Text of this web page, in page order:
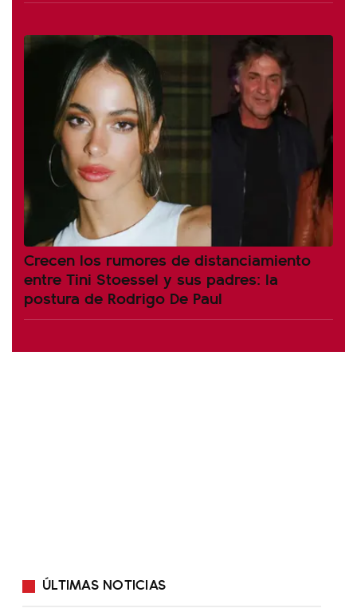
Crecen los rumores de distanciamiento
entre Tini Stoessel y sus padres: la
postura de Rodrigo De Paul
ÚLTIMAS NOTICIAS